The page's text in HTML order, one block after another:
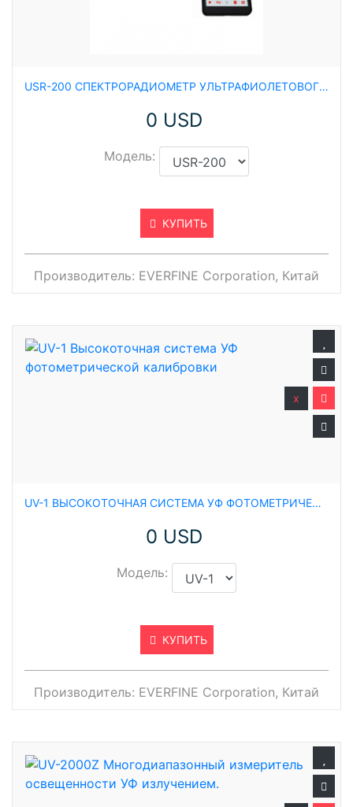
USR-200 СПЕКТРОРАДИОМЕТР УЛЬТРАФИОЛЕТОВОГО ИЗЛУЧЕНИЯ
0 USD
Модель:
КУПИТЬ
Производитель: EVERFINE Corporation, Китай
UV-1 ВЫСОКОТОЧНАЯ СИСТЕМА УФ ФОТОМЕТРИЧЕСКОЙ КАЛИБРОВКИ
0 USD
Модель:
КУПИТЬ
x
Производитель: EVERFINE Corporation, Китай